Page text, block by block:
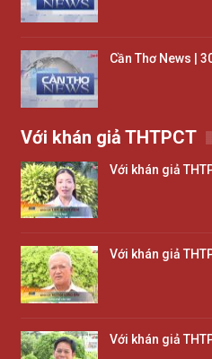
Cần Thơ News |
Với khán giả THTPCT
Với khán giả
Với khán giả
Với khán giả